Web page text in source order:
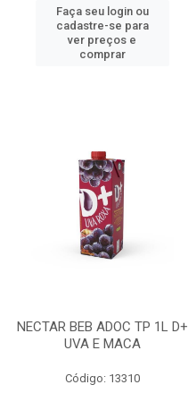
Faça seu login ou
cadastre-se para
ver preços e
comprar
NECTAR BEB ADOC TP 1L D+
UVA E MACA
Código: 13310